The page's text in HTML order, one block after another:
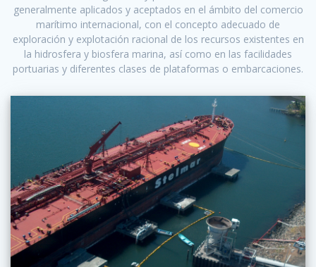
generalmente aplicados y aceptados en el ámbito del comercio
marítimo internacional, con el concepto adecuado de
exploración y explotación racional de los recursos existentes en
la hidrosfera y biosfera marina, así como en las facilidades
portuarias y diferentes clases de plataformas o embarcaciones.